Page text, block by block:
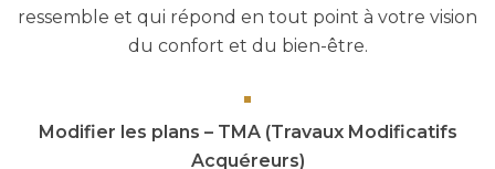
ressemble et qui répond en tout point à votre vision
du confort et du bien-être.
Modifier les plans – TMA (Travaux Modificatifs
Acquéreurs)